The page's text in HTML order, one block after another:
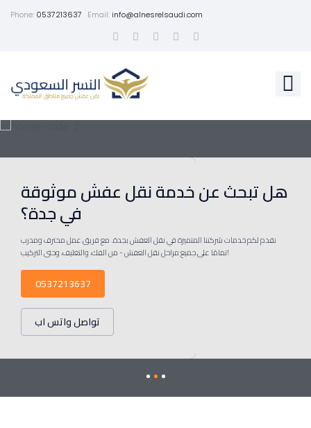
Phone: 0537213637 Email:info@alnesrelsaudi.com
هل تبحث عن خدمة نقل عفش موثوقة
في جدة؟
نقدم لكم خدمات شركتنا المتميزة في نقل العفش بجدة. مع فريق عمل محترف ومدرب
تمامًا على جميع مراحل نقل العفش - من الفك، والتغليف، وحتى التركيب!
0537213637
تواصل واتس اب